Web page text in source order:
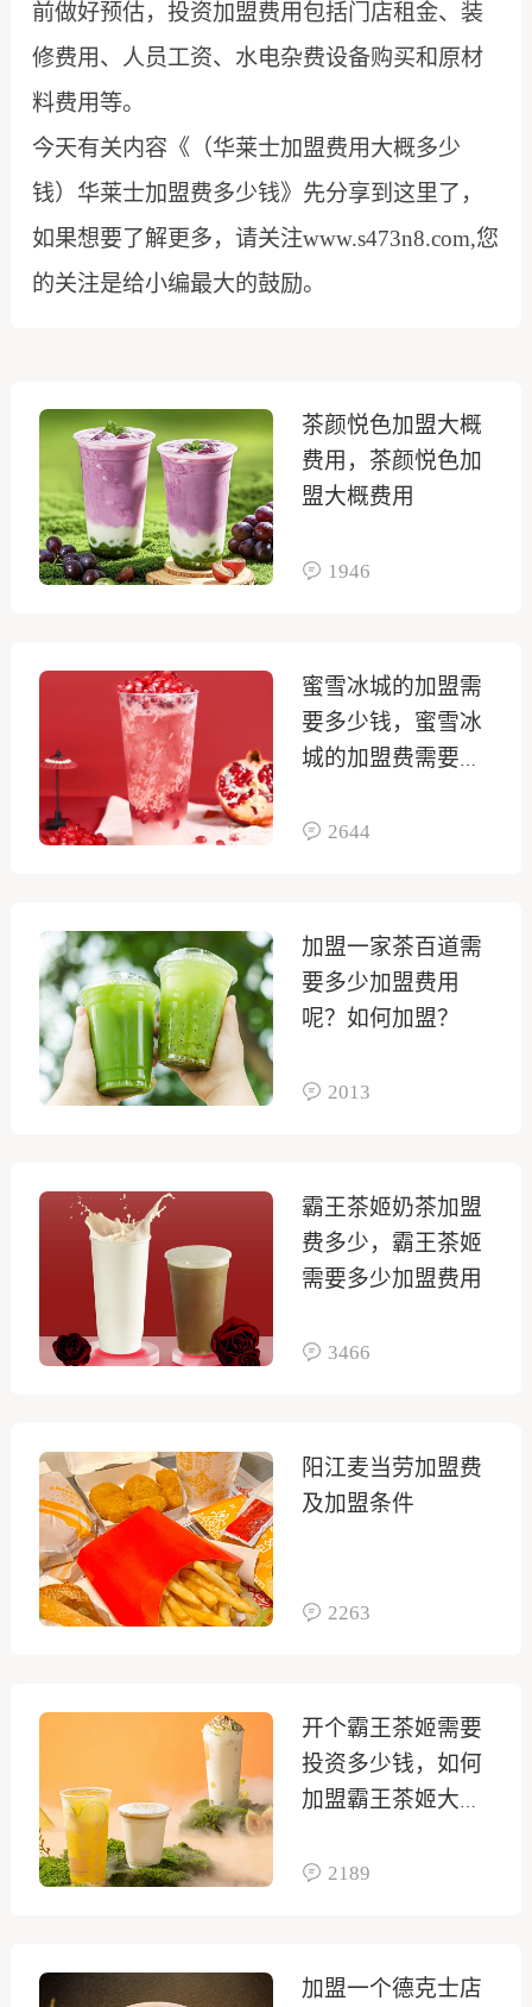
前做好预估，投资加盟费用包括门店租金、装
修费用、人员工资、水电杂费设备购买和原材
料费用等。
今天有关内容《（华莱士加盟费用大概多少
钱）华莱士加盟费多少钱》先分享到这里了，
如果想要了解更多，请关注www.s473n8.com,您
的关注是给小编最大的鼓励。
茶颜悦色加盟大概
费用，茶颜悦色加
盟大概费用
1946
蜜雪冰城的加盟需
要多少钱，蜜雪冰
城的加盟费需要多
2644
加盟一家茶百道需
要多少加盟费用
呢？如何加盟？
2013
霸王茶姬奶茶加盟
费多少，霸王茶姬
需要多少加盟费用
3466
阳江麦当劳加盟费
及加盟条件
2263
开个霸王茶姬需要
投资多少钱，如何
加盟霸王茶姬大概
2189
加盟一个德克士店